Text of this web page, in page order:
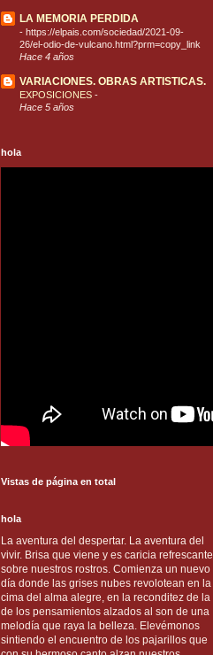
LA MEMORIA PERDIDA
- https://elpais.com/sociedad/2021-09-
26/el-odio-de-vulcano.html?prm=copy_link
Hace 4 años
VARIACIONES. OBRAS ARTISTICAS.
EXPOSICIONES -
Hace 5 años
hola
Vistas de página en total
hola
La aventura del despertar. La aventura del
vivir. Brisa que viene y es caricia refrescante
sobre nuestros rostros. Comienza un nuevo
día donde las grises nubes revolotean en la
cima del alma alegre, en la reconditez de la
de los pensamientos alzados al son de una
melodía que raya la belleza. Elevémonos
sintiendo el encuentro de los pajarillos que